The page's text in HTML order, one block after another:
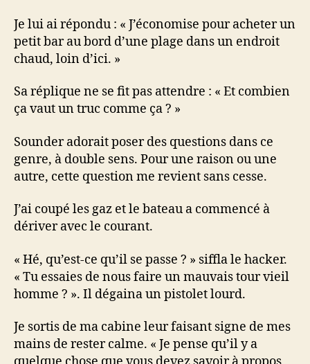
Je lui ai répondu : « J’économise pour acheter un
petit bar au bord d’une plage dans un endroit
chaud, loin d’ici. »
Sa réplique ne se fit pas attendre : « Et combien
ça vaut un truc comme ça ? »
Sounder adorait poser des questions dans ce
genre, à double sens. Pour une raison ou une
autre, cette question me revient sans cesse.
J’ai coupé les gaz et le bateau a commencé à
dériver avec le courant.
« Hé, qu’est-ce qu’il se passe ? » siffla le hacker.
« Tu essaies de nous faire un mauvais tour vieil
homme ? ». Il dégaina un pistolet lourd.
Je sortis de ma cabine leur faisant signe de mes
mains de rester calme. « Je pense qu’il y a